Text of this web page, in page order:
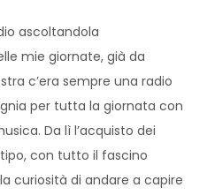
ascoltandola
mie giornate, già da
c’era sempre una radio
per tutta la giornata con
Da lì l’acquisto dei
con tutto il fascino
curiosità di andare a capire